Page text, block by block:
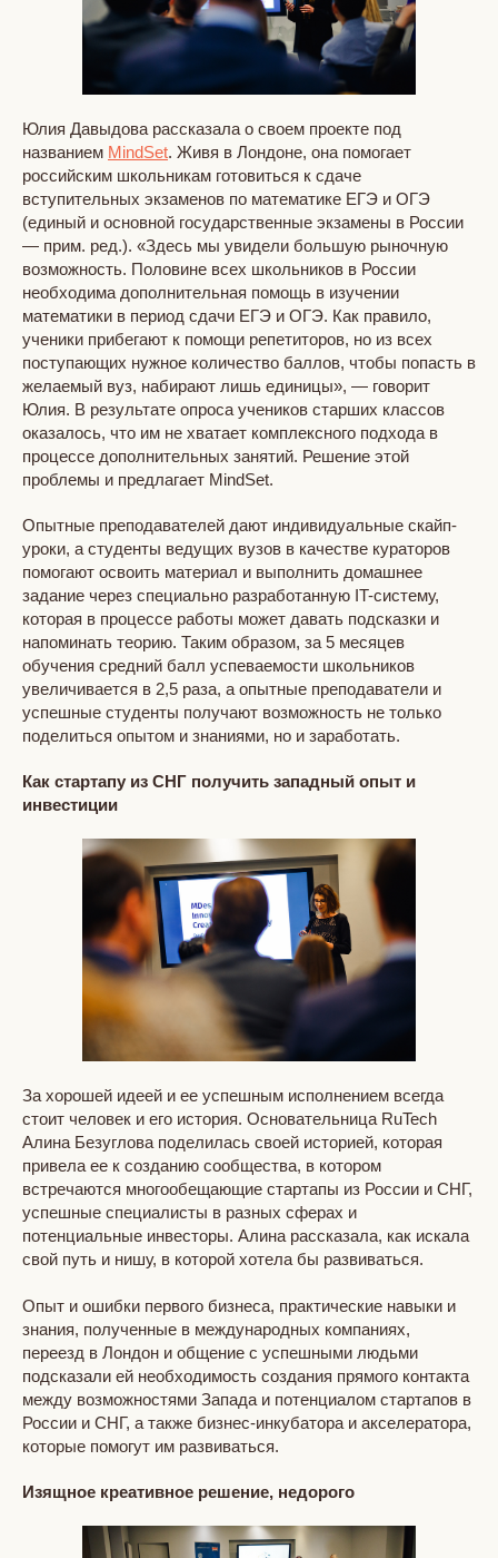
Юлия Давыдова рассказала о своем проекте под
названием MindSet. Живя в Лондоне, она помогает
российским школьникам готовиться к сдаче
вступительных экзаменов по математике ЕГЭ и ОГЭ
(единый и основной государственные экзамены в России
— прим. ред.). «Здесь мы увидели большую рыночную
возможность. Половине всех школьников в России
необходима дополнительная помощь в изучении
математики в период сдачи ЕГЭ и ОГЭ. Как правило,
ученики прибегают к помощи репетиторов, но из всех
поступающих нужное количество баллов, чтобы попасть в
желаемый вуз, набирают лишь единицы», — говорит
Юлия. В результате опроса учеников старших классов
оказалось, что им не хватает комплексного подхода в
процессе дополнительных занятий. Решение этой
проблемы и предлагает MindSet.
Опытные преподавателей дают индивидуальные скайп-
уроки, а студенты ведущих вузов в качестве кураторов
помогают освоить материал и выполнить домашнее
задание через специально разработанную IT-cистему,
которая в процессе работы может давать подсказки и
напоминать теорию. Таким образом, за 5 месяцев
обучения средний балл успеваемости школьников
увеличивается в 2,5 раза, а опытные преподаватели и
успешные студенты получают возможность не только
поделиться опытом и знаниями, но и заработать.
Как стартапу из СНГ получить западный опыт и
инвестиции
За хорошей идеей и ее успешным исполнением всегда
стоит человек и его история. Основательница RuTech
Алина Безуглова поделилась своей историей, которая
привела ее к созданию сообщества, в котором
встречаются многообещающие стартапы из России и СНГ,
успешные специалисты в разных сферах и
потенциальные инвесторы. Алина рассказала, как искала
свой путь и нишу, в которой хотела бы развиваться.
Опыт и ошибки первого бизнеса, практические навыки и
знания, полученные в международных компаниях,
переезд в Лондон и общение с успешными людьми
подсказали ей необходимость создания прямого контакта
между возможностями Запада и потенциалом стартапов в
России и СНГ, а также бизнес-инкубатора и акселератора,
которые помогут им развиваться.
Изящное креативное решение, недорого